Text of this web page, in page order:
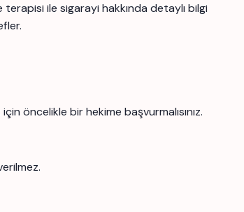
terapisi ile sigarayi hakkında detaylı bilgi
öncelikle bir hekime başvurmalısınız.